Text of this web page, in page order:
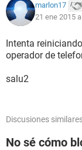
marlon17
21 ene 2015
Intenta
operador de
salu2
Discusiones
No sé cómo